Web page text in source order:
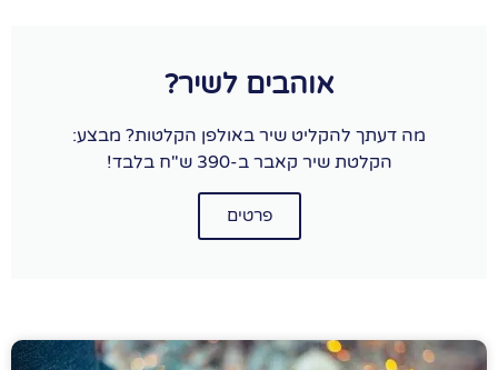
אוהבים לשיר?
מה דעתך להקליט שיר באולפן הקלטות? מבצע:
הקלטת שיר קאבר ב-390 ש"ח בלבד!
פרטים